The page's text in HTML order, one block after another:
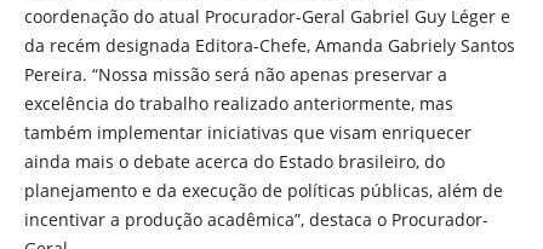
coordenação do atual Procurador-Geral Gabriel Guy Léger e
da recém designada Editora-Chefe, Amanda Gabriely Santos
Pereira. “Nossa missão será não apenas preservar a
excelência do trabalho realizado anteriormente, mas
também implementar iniciativas que visam enriquecer
ainda mais o debate acerca do Estado brasileiro, do
planejamento e da execução de políticas públicas, além de
incentivar a produção acadêmica”, destaca o Procurador-